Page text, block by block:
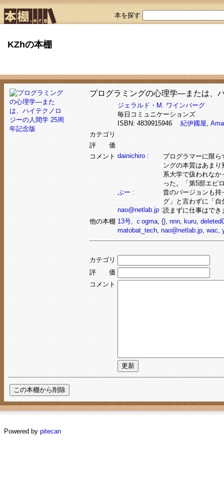
本を探す
KZhの本棚
プログラミングの心理学―または、
ジェラルド・M. ワインバーグ
毎日コミュニケーションズ
ISBN: 4839915946 紀伊國屋,
カテゴリ
評 価
コメント dainichiro :
プログラマーに限
ングの本質はあま
系大学で扱われな
った。「第5部エピ
ぷー :
昔のバージョンも持
グ」と言わずに「
nao@netlab.jp :読まずに仕事はでき
他の本棚 13号, ｃogma, {}, nnn, kuru,
matobat_tech, nao@netlab.jp, wac,
カテゴリ
評 価
コメント
Powered by pitecan